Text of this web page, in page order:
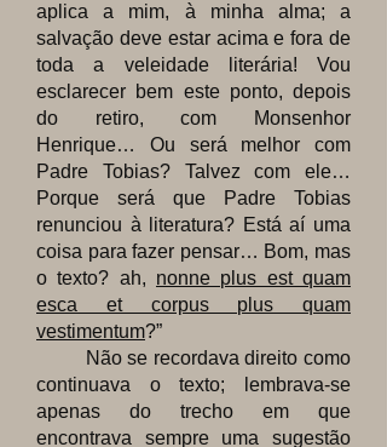
aplica a mim, à minha alma; a
salvação deve estar acima e fora de
toda a veleidade literária! Vou
esclarecer bem este ponto, depois
do retiro, com Monsenhor
Henrique… Ou será melhor com
Padre Tobias? Talvez com ele…
Porque será que Padre Tobias
renunciou à literatura? Está aí uma
coisa para fazer pensar… Bom, mas
o texto? ah, nonne plus est quam
esca et corpus plus quam
vestimentum?”
Não se recordava direito como
continuava o texto; lembrava-se
apenas do trecho em que
encontrava sempre uma sugestão